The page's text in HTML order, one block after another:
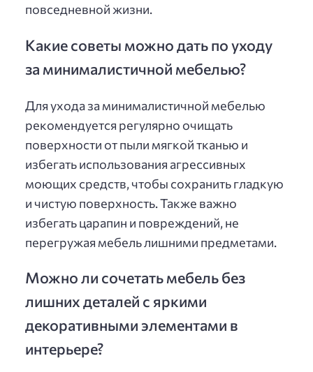
повседневной жизни.
Какие советы можно дать по уходу
за минималистичной мебелью?
Для ухода за минималистичной мебелью
рекомендуется регулярно очищать
поверхности от пыли мягкой тканью и
избегать использования агрессивных
моющих средств, чтобы сохранить гладкую
и чистую поверхность. Также важно
избегать царапин и повреждений, не
перегружая мебель лишними предметами.
Можно ли сочетать мебель без
лишних деталей с яркими
декоративными элементами в
интерьере?